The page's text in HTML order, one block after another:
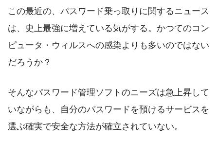
この最近の、パスワード乗っ取りに関するニュース
は、史上最強に増えている気がする。かつてのコン
ピュータ・ウィルスへの感染よりも多いのではない
だろうか？
そんなパスワード管理ソフトのニーズは急上昇して
いながらも、自分のパスワードを預けるサービスを
選ぶ確実で安全な方法が確立されていない。